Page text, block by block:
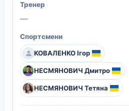
Тренер
—
Спортсмени
КОВАЛЕНКО Ігор
НЕСМЯНОВИЧ Дмитро
НЕСМЯНОВИЧ Тетяна